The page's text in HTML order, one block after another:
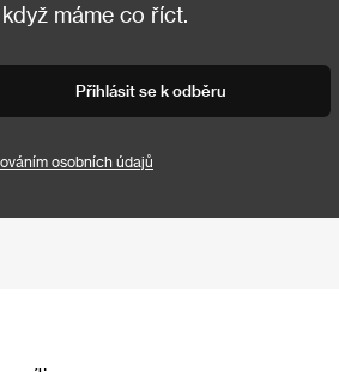
máme co říct.
Přihlásit se k odběru
osobních údajů